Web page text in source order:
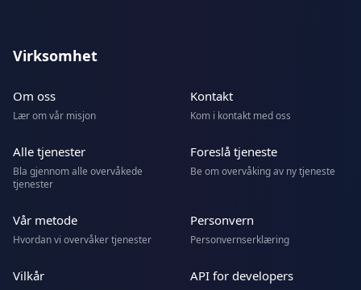
Virksomhet
Om oss
Lær om vår misjon
Kontakt
Kom i kontakt med oss
Alle tjenester
Bla gjennom alle overvåkede
tjenester
Foreslå tjeneste
Be om overvåking av ny tjeneste
Vår metode
Hvordan vi overvåker tjenester
Personvern
Personvernserklæring
Vilkår API for developers